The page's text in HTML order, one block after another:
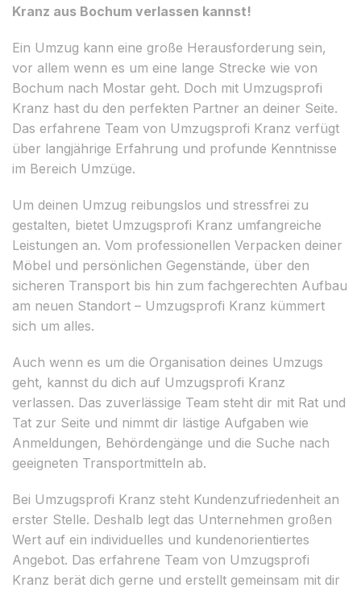
Kranz aus Bochum verlassen kannst!
Ein Umzug kann eine große Herausforderung sein,
vor allem wenn es um eine lange Strecke wie von
Bochum nach Mostar geht. Doch mit Umzugsprofi
Kranz hast du den perfekten Partner an deiner Seite.
Das erfahrene Team von Umzugsprofi Kranz verfügt
über langjährige Erfahrung und profunde Kenntnisse
im Bereich Umzüge.
Um deinen Umzug reibungslos und stressfrei zu
gestalten, bietet Umzugsprofi Kranz umfangreiche
Leistungen an. Vom professionellen Verpacken deiner
Möbel und persönlichen Gegenstände, über den
sicheren Transport bis hin zum fachgerechten Aufbau
am neuen Standort – Umzugsprofi Kranz kümmert
sich um alles.
Auch wenn es um die Organisation deines Umzugs
geht, kannst du dich auf Umzugsprofi Kranz
verlassen. Das zuverlässige Team steht dir mit Rat und
Tat zur Seite und nimmt dir lästige Aufgaben wie
Anmeldungen, Behördengänge und die Suche nach
geeigneten Transportmitteln ab.
Bei Umzugsprofi Kranz steht Kundenzufriedenheit an
erster Stelle. Deshalb legt das Unternehmen großen
Wert auf ein individuelles und kundenorientiertes
Angebot. Das erfahrene Team von Umzugsprofi
Kranz berät dich gerne und erstellt gemeinsam mit dir